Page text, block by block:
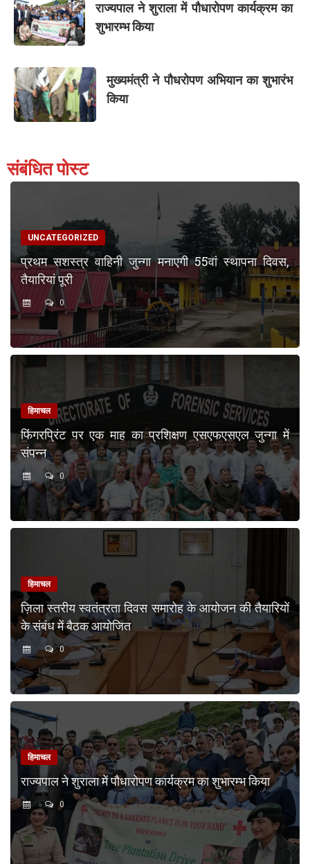
राज्यपाल ने शुराला में पौधारोपण कार्यक्रम का
शुभारम्भ किया
मुख्यमंत्री ने पौधरोपण अभियान का शुभारंभ
किया
संबंधित पोस्ट
UNCATEGORIZED
प्रथम सशस्त्र वाहिनी जुन्गा मनाएगी 55वां स्थापना दिवस,
तैयारियां पूरी
0
हिमाचल
फिंगरप्रिंट पर एक माह का प्रशिक्षण एसएफएसएल जुन्गा में
संपन्न
0
हिमाचल
ज़िला स्तरीय स्वतंत्रता दिवस समारोह के आयोजन की तैयारियों
के संबंध में बैठक आयोजित
0
हिमाचल
राज्यपाल ने शुराला में पौधारोपण कार्यक्रम का शुभारम्भ किया
0